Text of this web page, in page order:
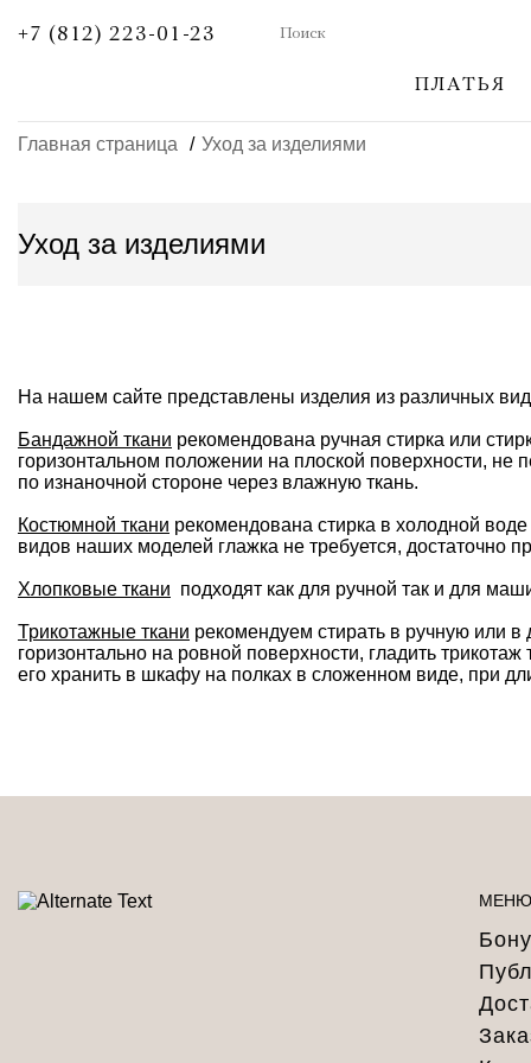
+7 (812) 223-01-23
ПЛАТЬЯ
Главная страница Уход за изделиями
Уход за изделиями
На нашем сайте представлены изделия из различных
Бандажной ткани рекомендована ручная стирка или
горизонтальном положении на плоской поверхности, не
по изнаночной стороне через влажную ткань.
Костюмной ткани рекомендована стирка в холодной
видов наших моделей глажка не требуется, достаточно
Хлопковые ткани подходят как для ручной так и для
Трикотажные ткани рекомендуем стирать в ручную или
горизонтально на ровной поверхности, гладить
его хранить в шкафу на полках в сложенном виде, при
МЕНЮ